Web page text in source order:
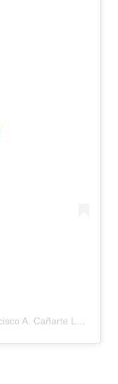
Una publicación compartida de Francisco A. Cañarte Lavin (@francisco.a.canarte)